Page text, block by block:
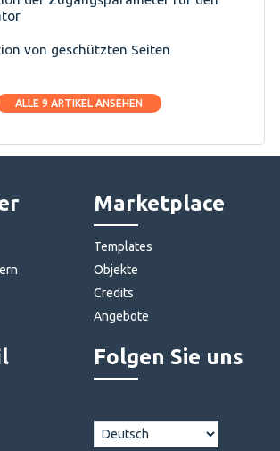
von geschützten Seiten
ALLE 9 ARTIKEL ANSEHEN
Marketplace
Templates
Objekte
Credits
Angebote
Folgen Sie uns